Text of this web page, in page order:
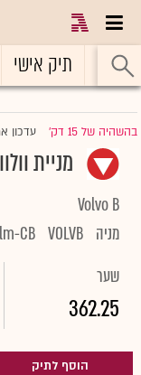
ראשי תיק אישי
בהשהיה של 15 דק' |עדכון
מניית וולוו B
Volvo B
מניה VOLVB
CB
שער
362.25
הוסף לתיק